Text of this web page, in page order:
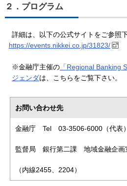
２．プログラム
詳細は、以下の公式サイトをご参照下
https://events.nikkei.co.jp/31823/
※金融庁主催の 「Regional Banking
ジェンダは、こちらをご覧下さい。
お問い合わせ先
金融庁 Tel 03-3506-6000（代表）
監督局 銀行第二課 地域金融企画
（内線2455、2204）